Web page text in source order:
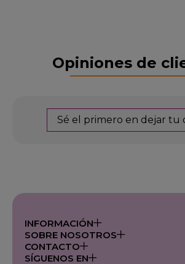
Opiniones de
Sé el primero en dejar tu
INFORMACIÓN
SOBRE NOSOTROS
CONTACTO
SÍGUENOS EN